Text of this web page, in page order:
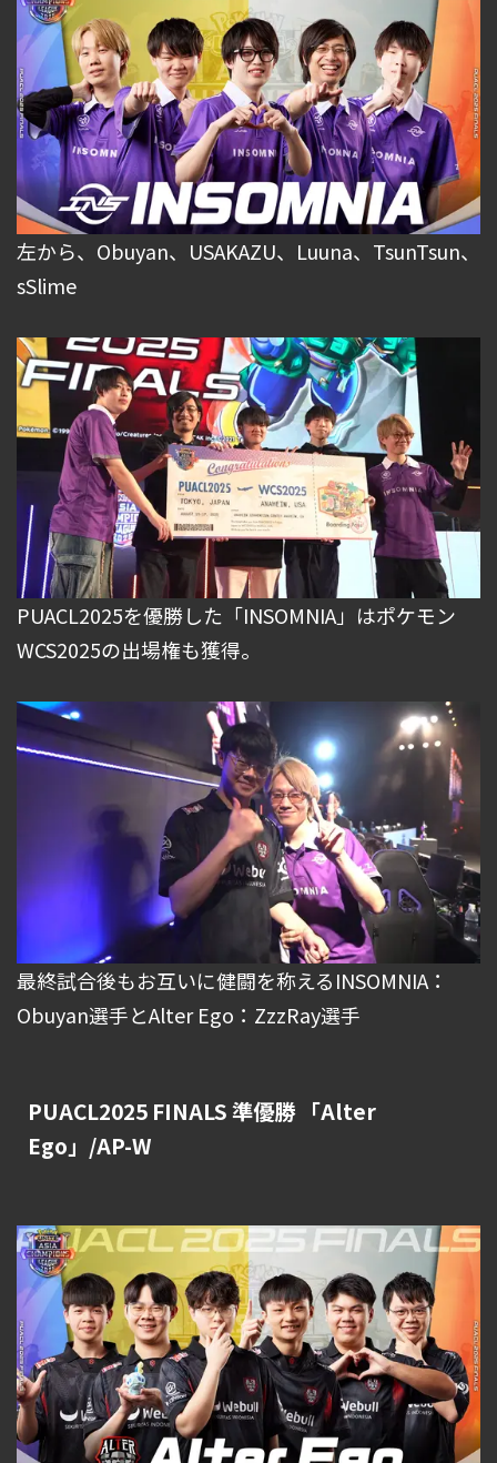
左から、Obuyan、USAKAZU、Luuna、TsunTsun、
sSlime
PUACL2025を優勝した「INSOMNIA」はポケモン
WCS2025の出場権も獲得。
最終試合後もお互いに健闘を称えるINSOMNIA：
Obuyan選手とAlter Ego：ZzzRay選手
PUACL2025 FINALS 準優勝 「Alter
Ego」/AP-W